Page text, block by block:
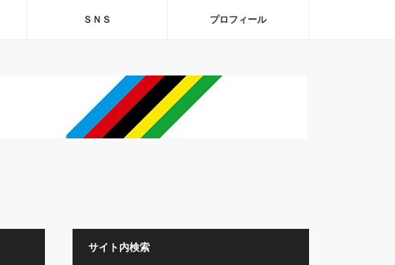
ＳＮＳ プロフィール
サイト内検索